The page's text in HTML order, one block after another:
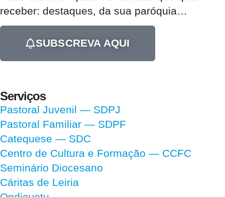
receber: destaques, da sua paróquia…
SUBSCREVA AQUI
Serviços
Pastoral Juvenil — SDPJ
Pastoral Familiar — SDPF
Catequese — SDC
Centro de Cultura e Formação — CCFC
Seminário Diocesano
Cáritas de Leiria